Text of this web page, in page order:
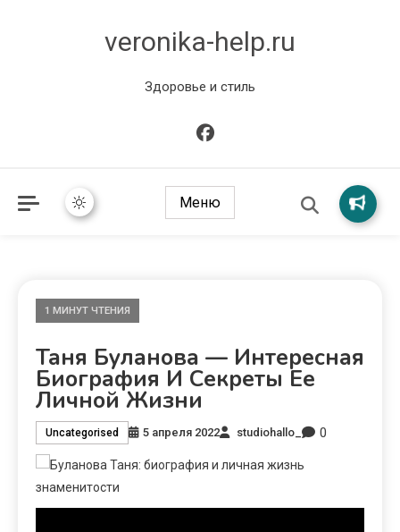
veronika-help.ru
Здоровье и стиль
Меню
1 МИНУТ ЧТЕНИЯ
Таня Буланова — Интересная
Биография И Секреты Ее
Личной Жизни
Uncategorised 5 апреля 2022 studiohallo_ 0